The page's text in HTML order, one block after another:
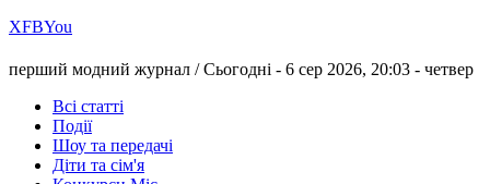
ХFBYou
перший модний журнал /Сьогодні - 6 сер 2026, 20:03 - четвер
Всі статті
Події
Шоу та передачі
Діти та сім'я